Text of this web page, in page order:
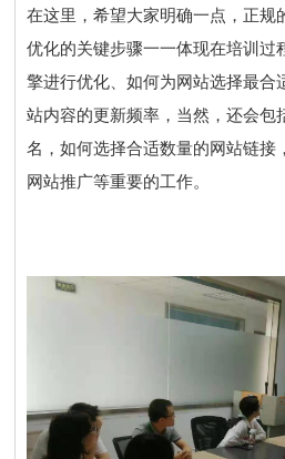
在这里，希望大家明确一点，正规
优化的关键步骤一一体现在培训过
擎进行优化、如何为网站选择最合
站内容的更新频率，当然，还会包
名，如何选择合适数量的网站链接
网站推广等重要的工作。